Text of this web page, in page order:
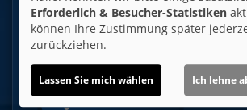
seine Schuld zu begleichen.
sie gemäß Opapas Rat in die
auf, wo sie ums Überleben kämpfen
Ticket-Alarm
Erforderlich & Besucher-Statistiken
können Ihre Zustimmung später
zurückziehen.
Lassen Sie mich wählen Ich lehne